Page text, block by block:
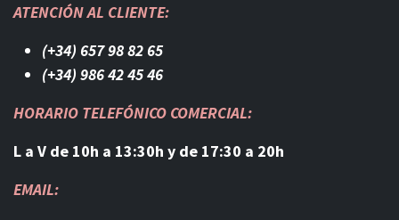
ATENCIÓN AL CLIENTE:
(+34) 657 98 82 65
(+34) 986 42 45 46​
HORARIO TELEFÓNICO COMERCIAL:
L a V de 10h a 13:30h y de 17:30 a 20h
EMAIL: